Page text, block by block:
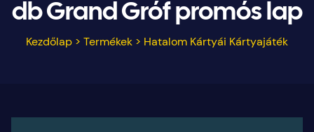
db Grand Gróf promós lap
Kezdőlap > Termékek > Hatalom Kártyái Kártyajáték